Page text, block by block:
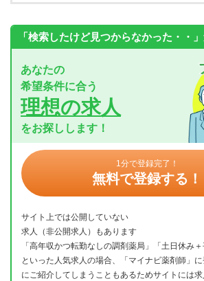
「検索したけど見つからなかった・・」
あなたの
希望条件に合う
理想の求人
をお探しします！
1分で登録完了！
無料で登録する！
サイト上では公開していない
求人（非公開求人）もあります
「高年収かつ転勤なしの調剤薬局」「土日休み
といった人気求人の場合、「マイナビ薬剤師」
にご紹介してしまうこともあるためサイトには